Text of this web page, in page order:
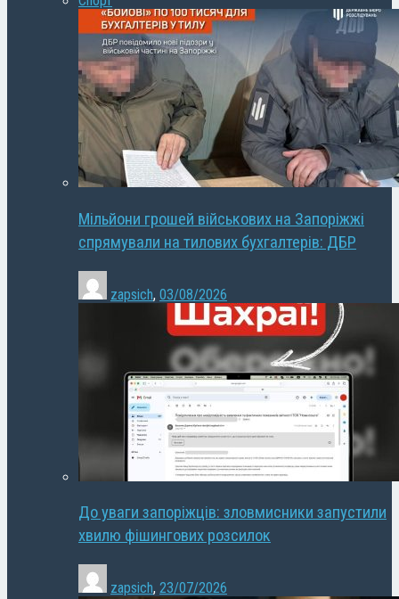
Мільйони грошей військових на Запоріжжі
спрямували на тилових бухгалтерів: ДБР
zapsich, 03/08/2026
До уваги запоріжців: зловмисники запустили
хвилю фішингових розсилок
zapsich, 23/07/2026